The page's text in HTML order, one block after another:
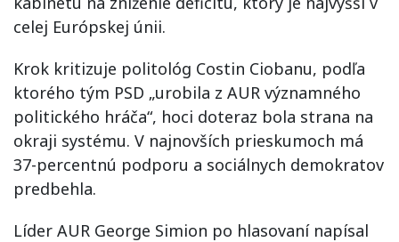
celej Európskej únii.
Krok kritizuje politológ Costin Ciobanu, podľa
ktorého tým PSD „urobila z AUR významného
politického hráča“, hoci doteraz bola strana na
okraji systému. V najnovších prieskumoch má
37-percentnú podporu a sociálnych demokratov
predbehla.
Líder AUR George Simion po hlasovaní napísal